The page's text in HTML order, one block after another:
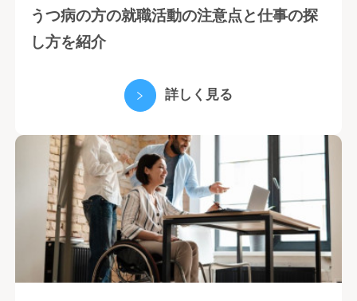
うつ病の方の就職活動の注意点と仕事の探
し方を紹介
詳しく見る